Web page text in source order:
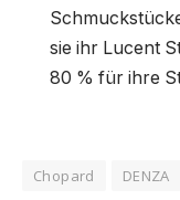
sie ihr Lucent
80 % für ihre
Chopard DENZA